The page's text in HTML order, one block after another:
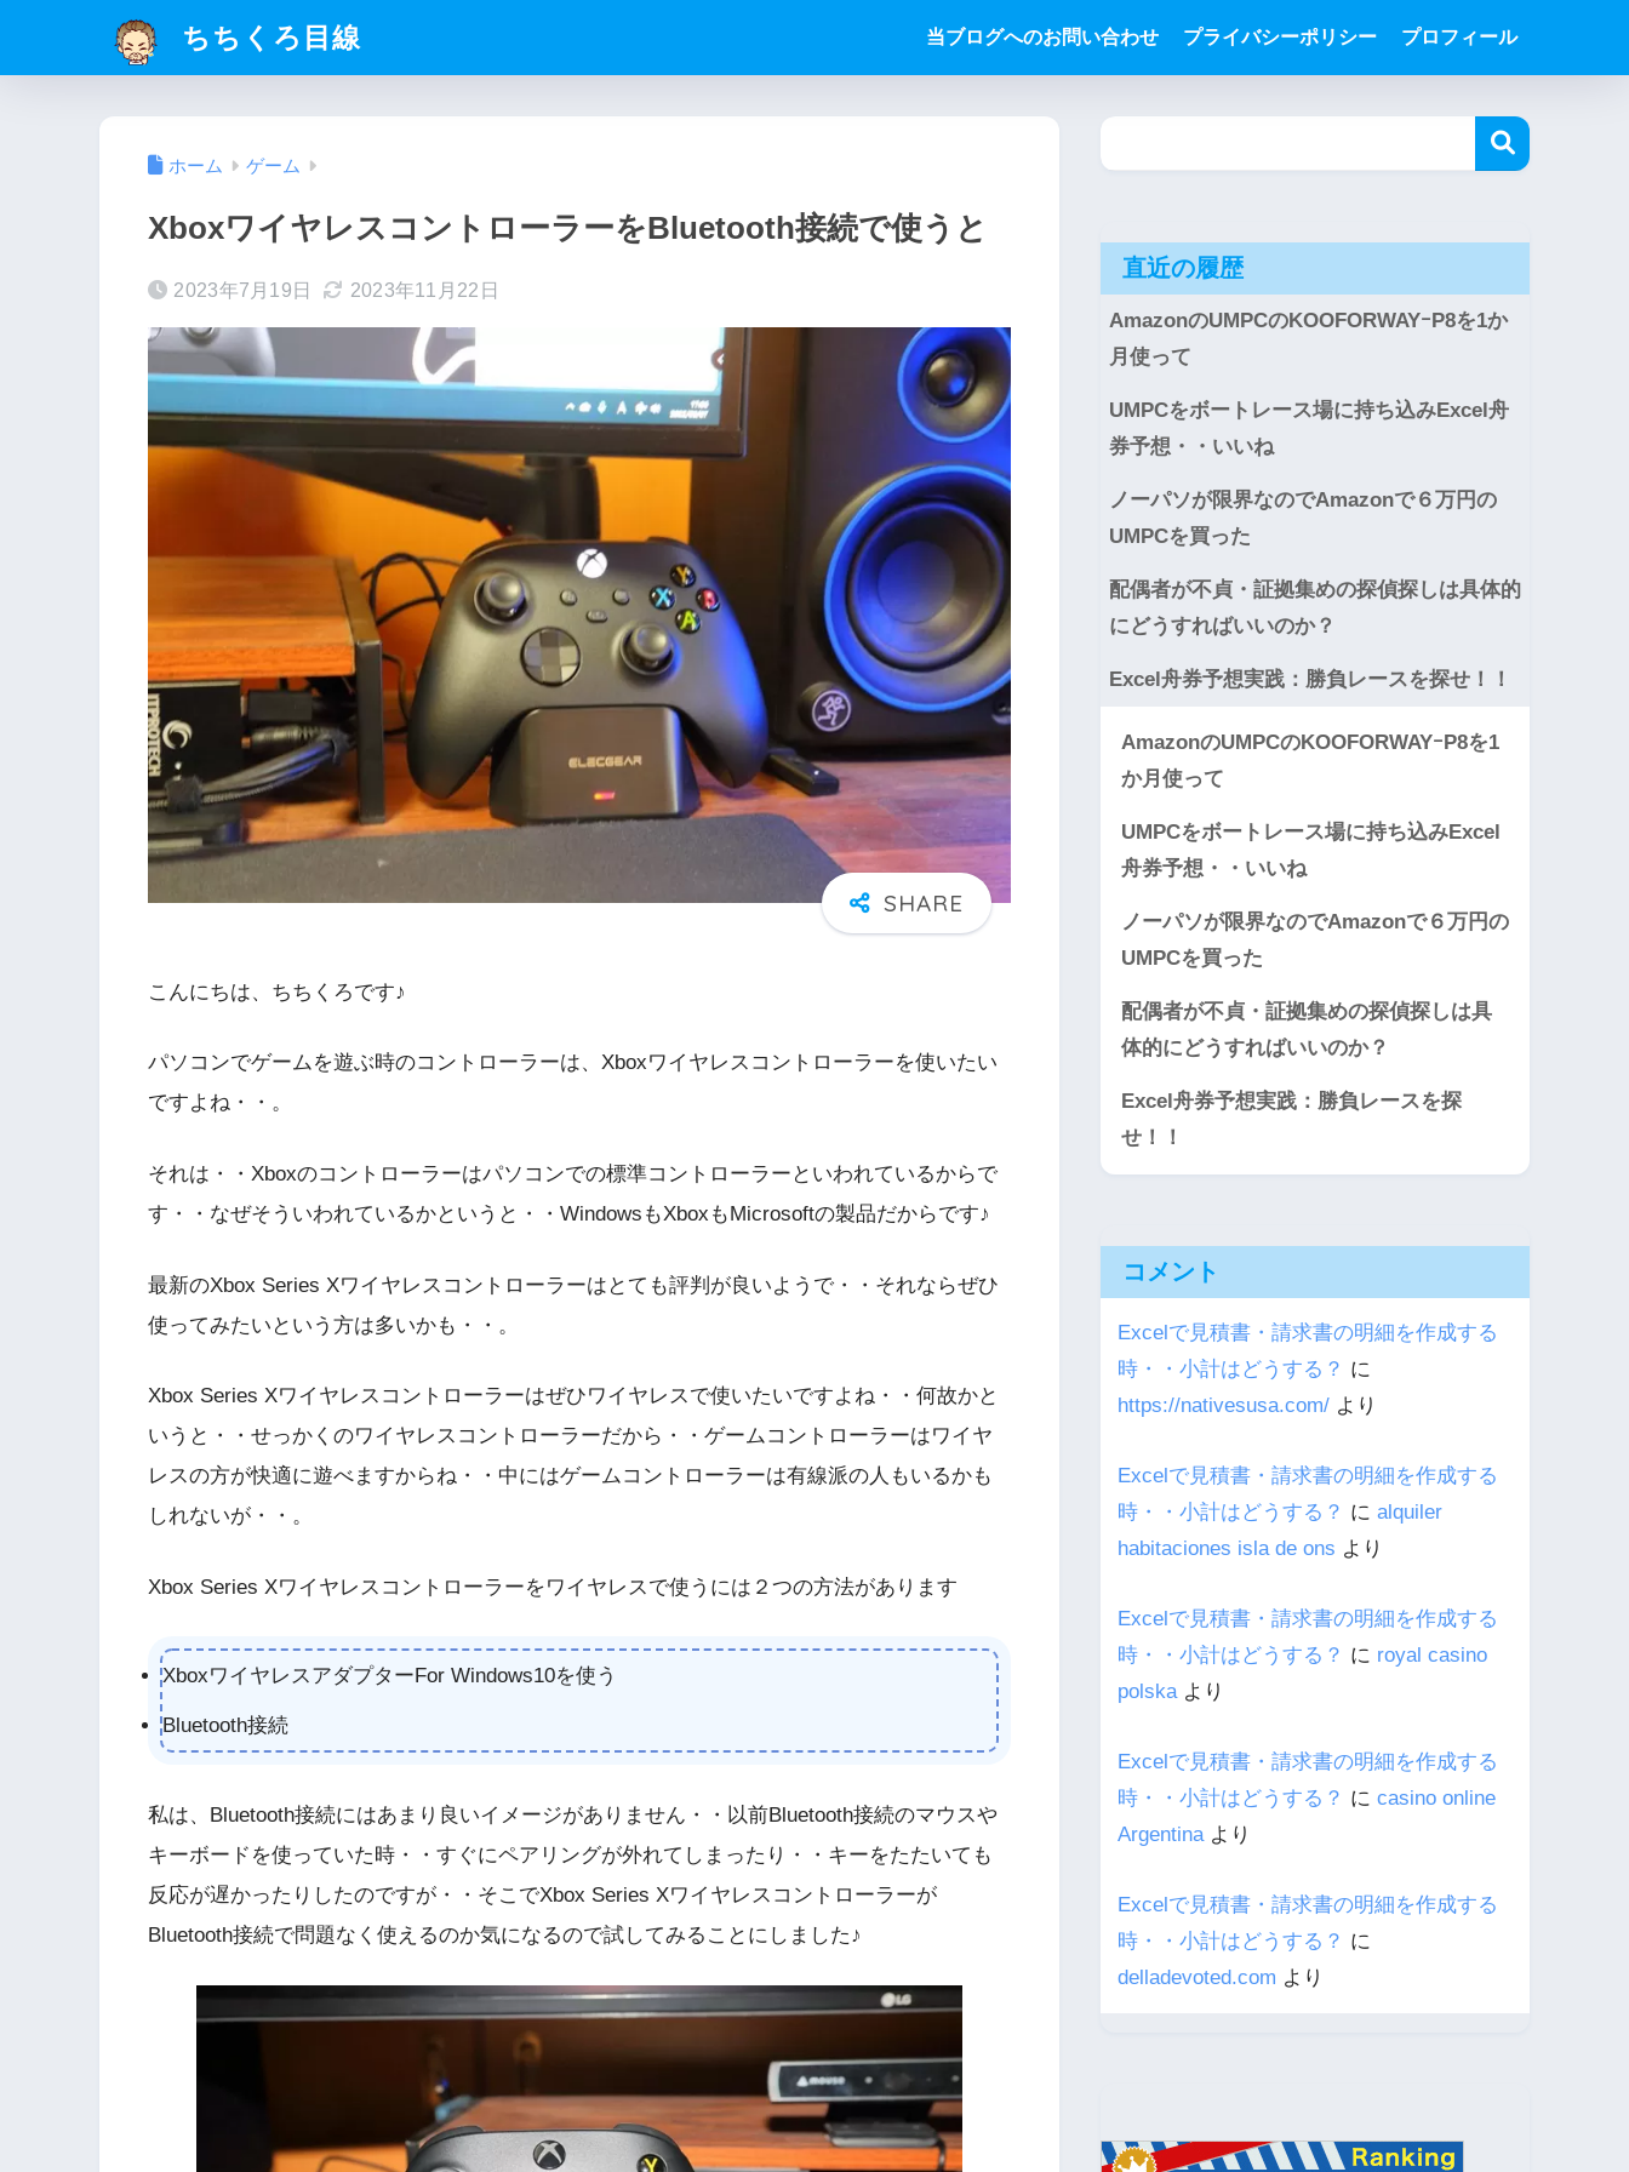
ちちくろ目線 当ブログへのお問い合わせ プライバシーポリシー プロフィール
ホーム ゲーム
XboxワイヤレスコントローラーをBluetooth接続で使うと
2023年7月19日 2023年11月22日
こんにちは、ちちくろです♪
パソコンでゲームを遊ぶ時のコントローラーは、Xboxワイヤレスコントローラーを使いたい
ですよね・・。
それは・・Xboxのコントローラーはパソコンでの標準コントローラーといわれているからで
す・・なぜそういわれているかというと・・WindowsもXboxもMicrosoftの製品だからです♪
最新のXbox Series Xワイヤレスコントローラーはとても評判が良いようで・・それならぜひ
使ってみたいという方は多いかも・・。
Xbox Series Xワイヤレスコントローラーはぜひワイヤレスで使いたいですよね・・何故かと
いうと・・せっかくのワイヤレスコントローラーだから・・ゲームコントローラーはワイヤ
レスの方が快適に遊べますからね・・中にはゲームコントローラーは有線派の人もいるかも
しれないが・・。
Xbox Series Xワイヤレスコントローラーをワイヤレスで使うには２つの方法があります
XboxワイヤレスアダプターFor Windows10を使う
Bluetooth接続
私は、Bluetooth接続にはあまり良いイメージがありません・・以前Bluetooth接続のマウスや
キーボードを使っていた時・・すぐにペアリングが外れてしまったり・・キーをたたいても
反応が遅かったりしたのですが・・そこでXbox Series Xワイヤレスコントローラーが
Bluetooth接続で問題なく使えるのか気になるので試してみることにしました♪
直近の履歴
AmazonのUMPCのKOOFORWAYｰP8を1か
月使って
UMPCをボートレース場に持ち込みExcel舟
券予想・・いいね
ノーパソが限界なのでAmazonで６万円の
UMPCを買った
配偶者が不貞・証拠集めの探偵探しは具体的
にどうすればいいのか？
Excel舟券予想実践：勝負レースを探せ！！
AmazonのUMPCのKOOFORWAYｰP8を1
か月使って
UMPCをボートレース場に持ち込みExcel
舟券予想・・いいね
ノーパソが限界なのでAmazonで６万円の
UMPCを買った
配偶者が不貞・証拠集めの探偵探しは具
体的にどうすればいいのか？
Excel舟券予想実践：勝負レースを探
せ！！
コメント
Excelで見積書・請求書の明細を作成する
時・・小計はどうする？ に
https://nativesusa.com/ より
Excelで見積書・請求書の明細を作成する
時・・小計はどうする？ に alquiler
habitaciones isla de ons より
Excelで見積書・請求書の明細を作成する
時・・小計はどうする？ に royal casino
polska より
Excelで見積書・請求書の明細を作成する
時・・小計はどうする？ に casino online
Argentina より
Excelで見積書・請求書の明細を作成する
時・・小計はどうする？ に
delladevoted.com より